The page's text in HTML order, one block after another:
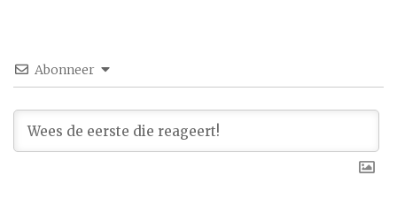
Abonneer